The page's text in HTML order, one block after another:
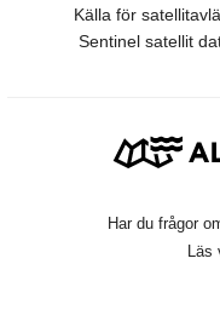
Källa för
Sentinel satellit
Har du frågor
Läs